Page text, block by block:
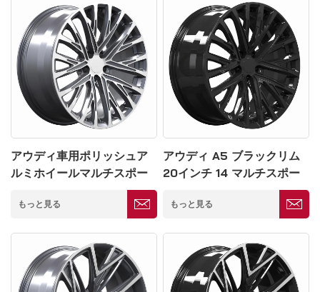
アウディ車用ポリッシュア
ルミホイールマルチスポー
もっと見る
アウディ A5 ブラックリム
20インチ 14 マルチスポー
クホイール 5*114.3mm
もっと見る